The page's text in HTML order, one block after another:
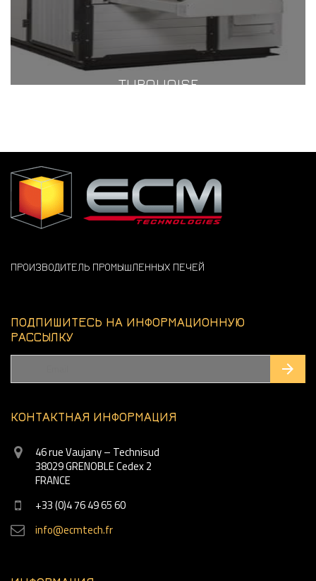
TURQUOISE
ПРОИЗВОДИТЕЛЬ ПРОМЫШЛЕННЫХ ПЕЧЕЙ
ПОДПИШИТЕСЬ НА ИНФОРМАЦИОННУЮ
РАССЫЛКУ
КОНТАКТНАЯ ИНФОРМАЦИЯ
46 rue Vaujany – Technisud
38029 GRENOBLE Cedex 2
FRANCE
+33 (0)4 76 49 65 60
info@ecmtech.fr